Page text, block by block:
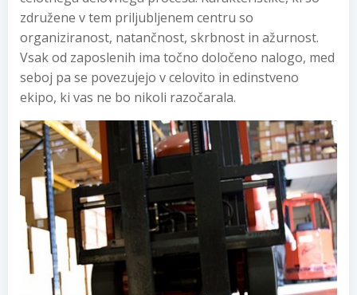
združene v tem priljubljenem centru so
organiziranost, natančnost, skrbnost in ažurnost.
Vsak od zaposlenih ima točno določeno nalogo, med
seboj pa se povezujejo v celovito in edinstveno
ekipo, ki vas ne bo nikoli razočarala.